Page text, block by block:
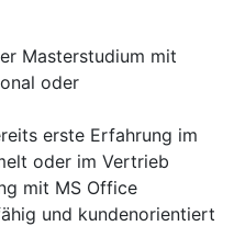
Masterstudium mit
oder
erste Erfahrung im
oder im Vertrieb
mit MS Office
und kundenorientiert